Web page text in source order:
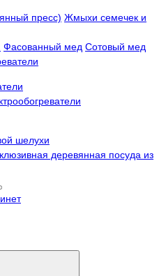
пресс) Жмыхи семечек и
Фасованный мед Сотовый мед
шелухи
деревянная посуда из